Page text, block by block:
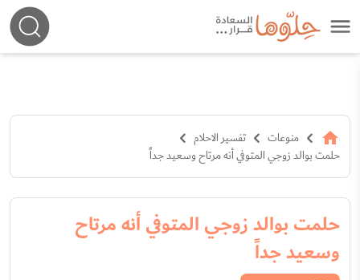
منوعات
تفسير الاحلام
حلمت بوالد زوجي المتوفي أنه مرتاح وسعيد جداً
حلمت بوالد زوجي المتوفي أنه مرتاح
وسعيد جداً